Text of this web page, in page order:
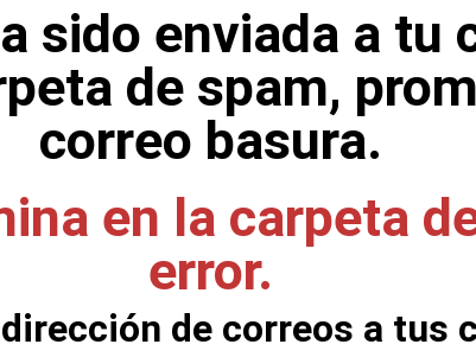
sido enviada a tu
de spam,
correo basura.
en la carpeta
error.
de correos a tus